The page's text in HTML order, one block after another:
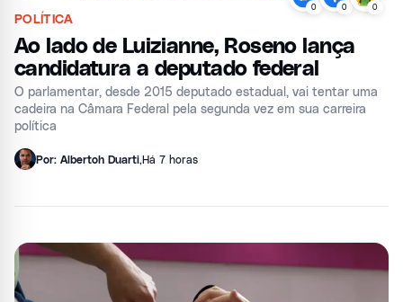
0 0 0
POLÍTICA
Ao lado de Luizianne, Roseno lança
candidatura a deputado federal
O parlamentar, desde 2015 deputado estadual, vai tentar uma
cadeira na Câmara Federal pela segunda vez em sua carreira
política
Por: Albertoh Duarti,Há 7 horas